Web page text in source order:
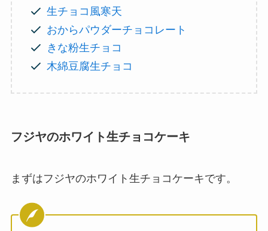
生チョコ風寒天
おからパウダーチョコレート
きな粉生チョコ
木綿豆腐生チョコ
フジヤのホワイト生チョコケーキ
まずはフジヤのホワイト生チョコケーキです。